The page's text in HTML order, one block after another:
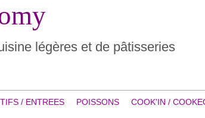
légères et de pâtisseries
/ ENTREES POISSONS COOK'IN /